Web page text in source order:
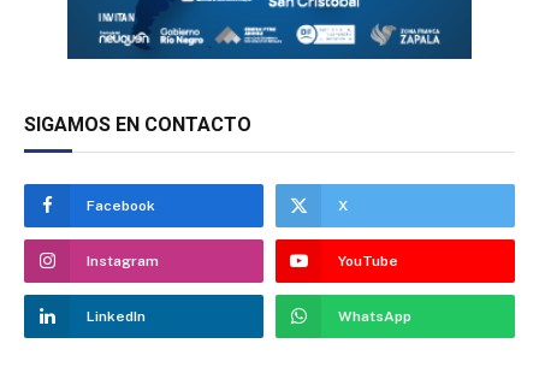
SIGAMOS EN CONTACTO
Facebook X
Instagram YouTube
LinkedIn WhatsApp